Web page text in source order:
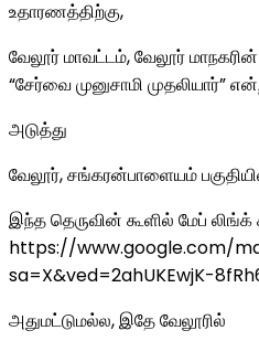
உதாரணத்திற்கு,
வேலூர் மாவட்டம், வேலூர்
“சேர்வை முனுசாமி
அடுத்து
வேலூர், சங்கரன்பாளையம்
இந்த தெருவின் கூளில் மேப் லிங்க்
https://www.google.com/
sa=X&ved=2ahUKEwjK-
அதுமட்டுமல்ல, இதே வேலூரில்